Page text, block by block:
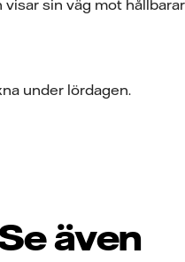
sin väg mot
under lördagen.
även